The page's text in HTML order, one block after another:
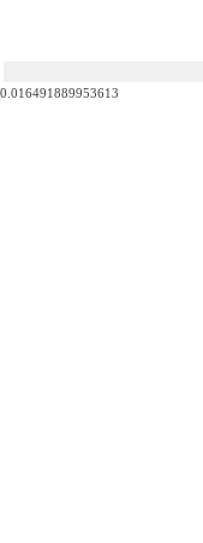
0.016491889953613